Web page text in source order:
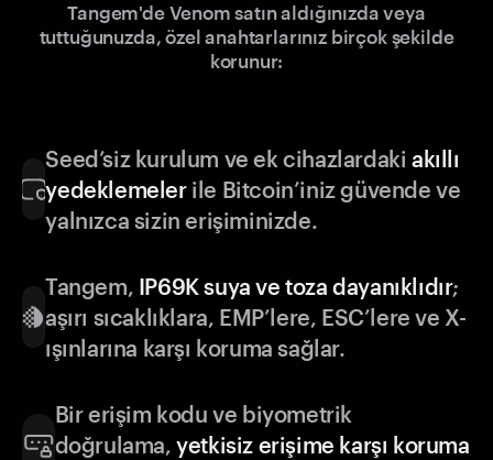
Tangem'de Venom satın aldığınızda veya
tuttuğunuzda, özel anahtarlarınız birçok şekilde
korunur:
Seed’siz kurulum ve ek cihazlardakiakıllı
yedeklemelerile Bitcoin’iniz güvende ve
yalnızca sizin erişiminizde.
Tangem, IP69K suya ve toza dayanıklıdır;
aşırı sıcaklıklara, EMP’lere, ESC’lere ve X-
ışınlarına karşı koruma sağlar.
Bir erişim kodu ve biyometrik
doğrulama,yetkisiz erişime karşı koruma